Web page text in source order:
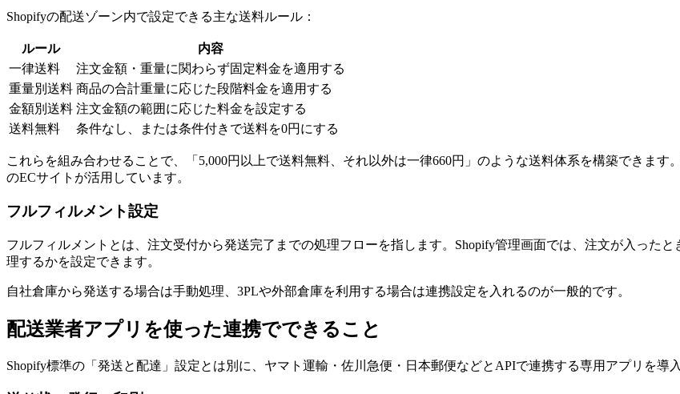
Shopifyの配送ゾーン内で設定できる主な送料ルール：
ルール
内容
一律送料
注文金額・重量に関わらず固定料金を適用する
重量別送料 商品の合計重量に応じた段階料金を適用する
金額別送料 注文金額の範囲に応じた料金を設定する
送料無料
条件なし、または条件付きで送料を0円にする
これらを組み合わせることで、「5,000円以上で送料無料、それ以外は一律660円」のような送料体系を構築できま
のECサイトが活用しています。
フルフィルメント設定
フルフィルメントとは、注文受付から発送完了までの処理フローを指します。Shopify管理画面では、注文が入った
理するかを設定できます。
自社倉庫から発送する場合は手動処理、3PLや外部倉庫を利用する場合は連携設定を入れるのが一般的です。
配送業者アプリを使った連携でできること
Shopify標準の「発送と配達」設定とは別に、ヤマト運輸・佐川急便・日本郵便などとAPIで連携する専用アプリを導